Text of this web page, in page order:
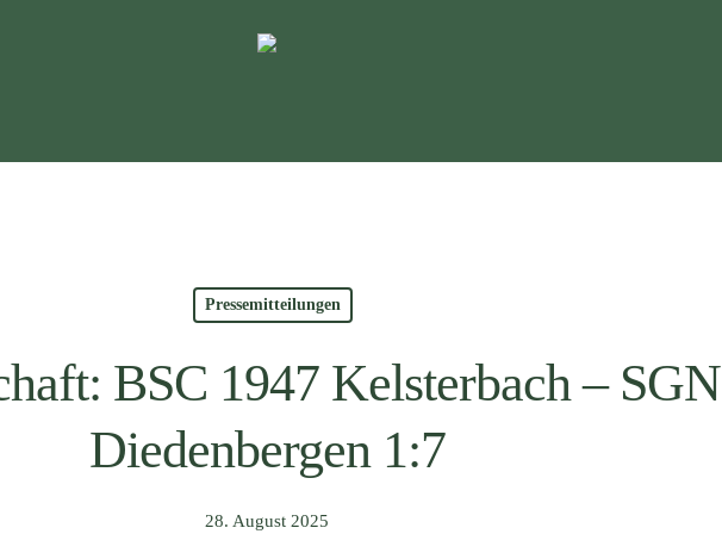
Pressemitteilungen
BSC 1947 Kelsterbach – SGN
Diedenbergen 1:7
28. August 2025